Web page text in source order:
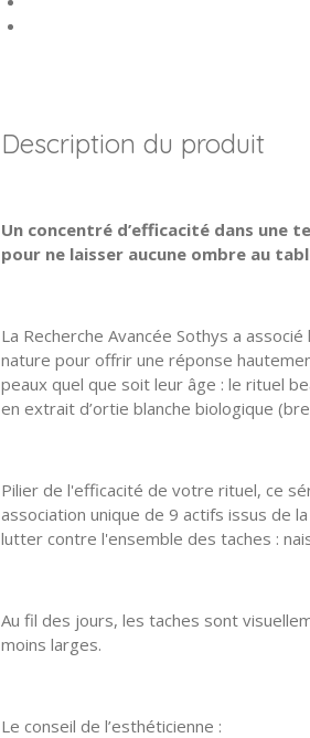
Description du produit
Un concentré d’efficacité dans une
pour ne laisser aucune ombre au
La Recherche Avancée Sothys a
nature pour offrir une réponse
peaux quel que soit leur âge : le rituel
en extrait d’ortie blanche biologique
Pilier de l'efficacité de votre rituel, ce
association unique de 9 actifs issus de
lutter contre l'ensemble des taches :
Au fil des jours, les taches sont
moins larges.
Le conseil de l’esthéticienne :